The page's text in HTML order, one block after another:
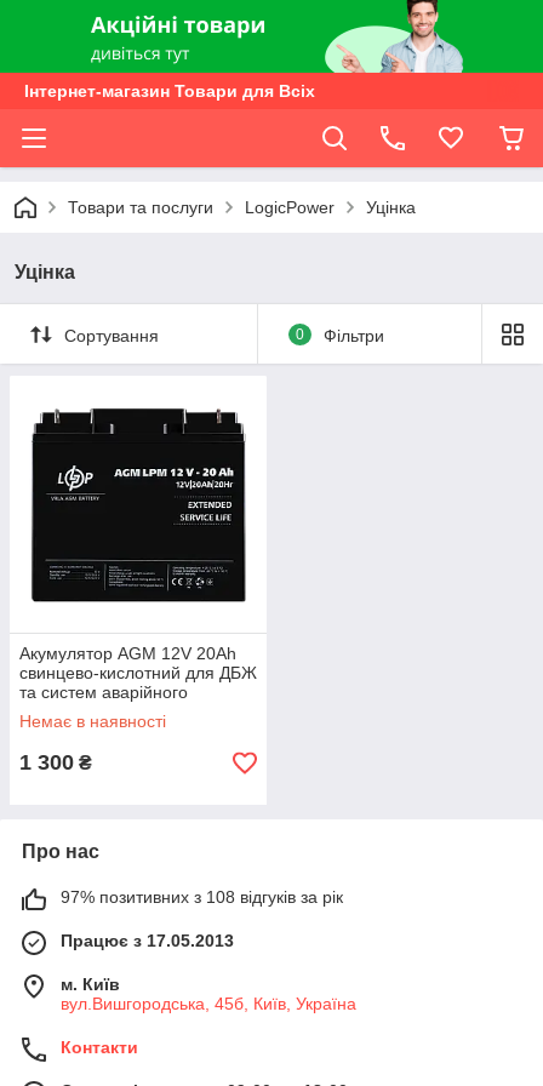
Інтернет-магазин Товари для Всіх
Товари та послуги LogicPower Уцінка
Уцінка
Сортування 0 Фільтри
Акумулятор AGM 12V 20Ah
свинцево-кислотний для ДБЖ
та систем аварійного
освітлення герметичний без
обслуговування
Немає в наявності
1 300 ₴
Про нас
97% позитивних з 108 відгуків за рік
Працює з 17.05.2013
м. Київ
вул.Вишгородська, 45б, Київ, Україна
Контакти